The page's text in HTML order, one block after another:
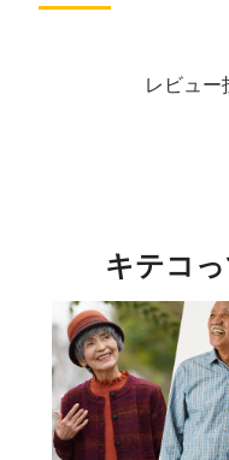
レビュー
キテコ